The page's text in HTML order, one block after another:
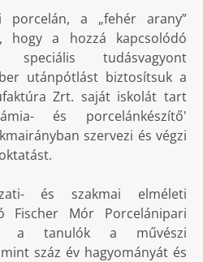
a „fehér arany”
hogy a hozzá kapcsolódó
speciális tudásvagyont
utánpótlást biztosítsuk a
Zrt. saját iskolát tart
és porcelánkészítő'
szervezi és végzi
és szakmai elméleti
Fischer Mór Porcelánipari
a tanulók a művészi
száz év hagyományát és